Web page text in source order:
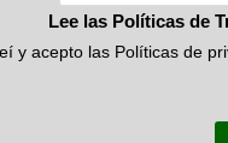
Lee las Políticas de
y acepto las Políticas de